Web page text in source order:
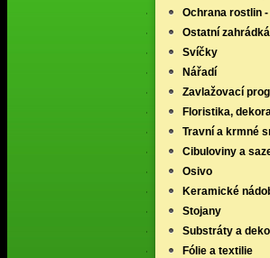
Ochrana rostlin
Ostatní
Svíčky
Nářadí
Zavlažovací
Floristika,
Travní a krmné
Cibuloviny a
Osivo
Keramické
Stojany
Substráty a
Fólie a textilie